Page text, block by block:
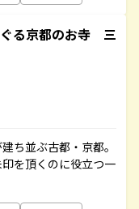
る京都のお寺 三
ち並ぶ古都・京都。
を頂くのに役立つ一